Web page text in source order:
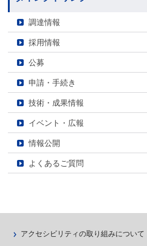
調達情報
採用情報
公募
申請・手続き
技術・成果情報
イベント・広報
情報公開
よくあるご質問
アクセシビリティの取り組みについて